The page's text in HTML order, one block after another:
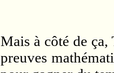
Mais à côté de ça,
preuves